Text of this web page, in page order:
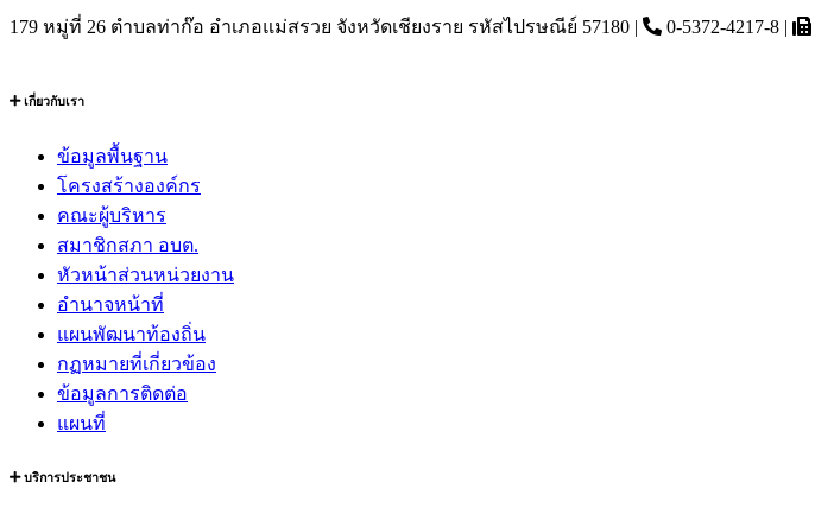
179 หมู่ที่ 26 ตำบลท่าก๊อ อำเภอแม่สรวย จังหวัดเชียงราย รหัสไปรษณีย์ 57180 | 0-5372-4217-8 |
เกี่ยวกับเรา
ข้อมูลพื้นฐาน
โครงสร้างองค์กร
คณะผู้บริหาร
สมาชิกสภา อบต.
หัวหน้าส่วนหน่วยงาน
อำนาจหน้าที่
แผนพัฒนาท้องถิ่น
กฏหมายที่เกี่ยวข้อง
ข้อมูลการติดต่อ
แผนที่
บริการประชาชน